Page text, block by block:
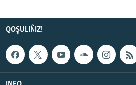
QOŞULIÑIZ!